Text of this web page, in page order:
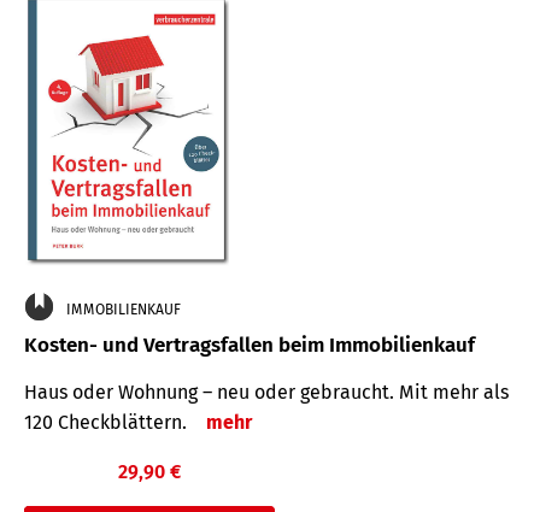
IMMOBILIENKAUF
Kosten- und Vertragsfallen beim Immobilienkauf
Haus oder Wohnung – neu oder gebraucht. Mit mehr als
120 Check­blättern.
mehr
29,90 €